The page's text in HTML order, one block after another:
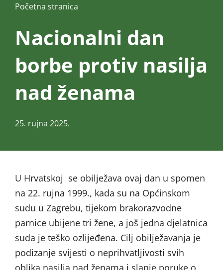
Početna stranica
Nacionalni dan
borbe protiv nasilja
nad ženama
25. rujna 2025.
U Hrvatskoj se obilježava ovaj dan u spomen
na 22. rujna 1999., kada su na Općinskom
sudu u Zagrebu, tijekom brakorazvodne
parnice ubijene tri žene, a još jedna djelatnica
suda je teško ozlijeđena. Cilj obilježavanja je
podizanje svijesti o neprihvatljivosti svih
oblika nasilja nad ženama i slanje poruke o